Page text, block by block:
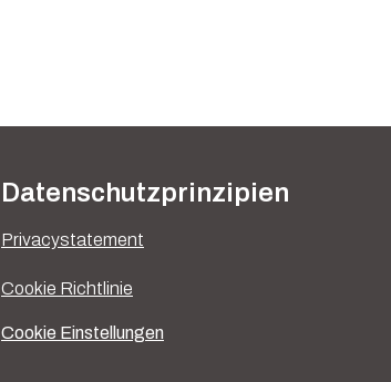
Datenschutzprinzipien
Privacystatement
Cookie Richtlinie
Cookie Einstellungen